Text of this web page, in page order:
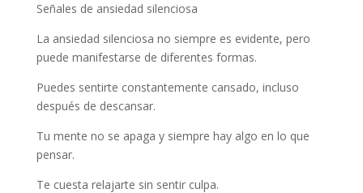
Señales de ansiedad silenciosa
La ansiedad silenciosa no siempre es evidente, pero
puede manifestarse de diferentes formas.
Puedes sentirte constantemente cansado, incluso
después de descansar.
Tu mente no se apaga y siempre hay algo en lo que
pensar.
Te cuesta relajarte sin sentir culpa.